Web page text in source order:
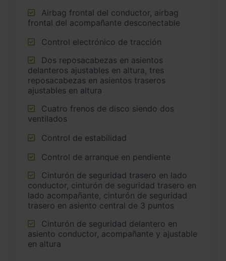
frontal del acompañante desconectable
Control electrónico de tracción
delanteros ajustables en altura, tres
reposacabezas en asientos traseros
ajustables en altura
ventilados
Control de estabilidad
Control de arranque en pendiente
conductor, cinturón de seguridad trasero en
lado acompañante, cinturón de seguridad
trasero en asiento central de 3 puntos
asiento conductor, acompañante y ajustable
en altura